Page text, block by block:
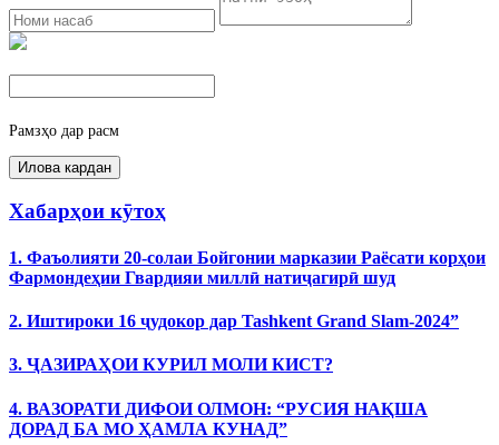
Рамзҳо дар расм
Хабарҳои кӯтоҳ
1. Фаъолияти 20-солаи Бойгонии марказии Раёсати корҳои
Фармондеҳии Гвардияи миллӣ натиҷагирӣ шуд
2. Иштироки 16 ҷудокор дар Tashkent Grand Slam-2024”
3. ҶАЗИРАҲОИ КУРИЛ МОЛИ КИСТ?
4. ВАЗОРАТИ ДИФОИ ОЛМОН: “РУСИЯ НАҚША
ДОРАД БА МО ҲАМЛА КУНАД”